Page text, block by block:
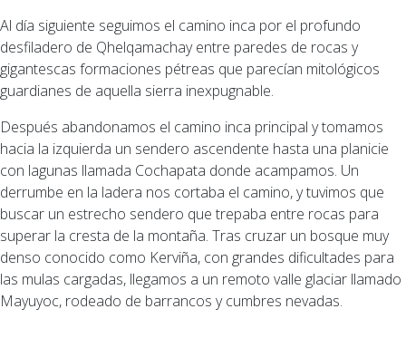
Al día siguiente seguimos el camino inca por el profundo
desfiladero de Qhelqamachay entre paredes de rocas y
gigantescas formaciones pétreas que parecían mitológicos
guardianes de aquella sierra inexpugnable.
Después abandonamos el camino inca principal y tomamos
hacia la izquierda un sendero ascendente hasta una planicie
con lagunas llamada Cochapata donde acampamos. Un
derrumbe en la ladera nos cortaba el camino, y tuvimos que
buscar un estrecho sendero que trepaba entre rocas para
superar la cresta de la montaña. Tras cruzar un bosque muy
denso conocido como Kerviña, con grandes dificultades para
las mulas cargadas, llegamos a un remoto valle glaciar llamado
Mayuyoc, rodeado de barrancos y cumbres nevadas.